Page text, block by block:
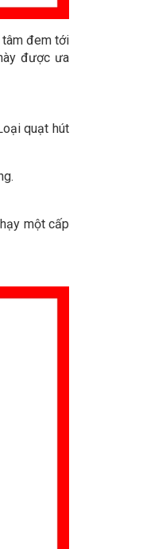
đem tới
được ưa
quạt hút
một cấp